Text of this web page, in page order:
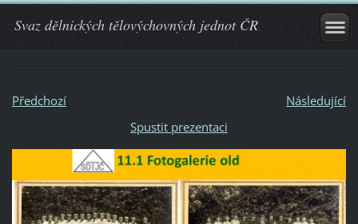
Svaz dělnických tělovýchovných jednot ČR
Předchozí
Následující
Spustit prezentaci